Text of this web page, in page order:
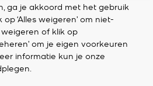
ga je akkoord met het gebruik
‘Alles weigeren’ om niet-
of klik op
om je eigen voorkeuren
informatie kun je onze